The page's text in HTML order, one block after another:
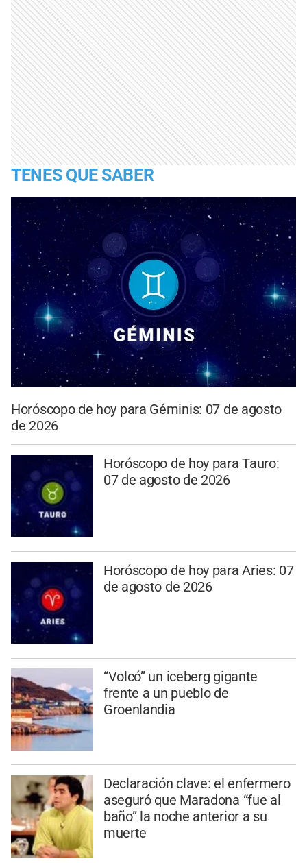
TENES QUE SABER
Horóscopo de hoy para Géminis: 07 de agosto
de 2026
Horóscopo de hoy para Tauro:
07 de agosto de 2026
Horóscopo de hoy para Aries: 07
de agosto de 2026
“Volcó” un iceberg gigante
frente a un pueblo de
Groenlandia
Declaración clave: el enfermero
aseguró que Maradona “fue al
baño” la noche anterior a su
muerte